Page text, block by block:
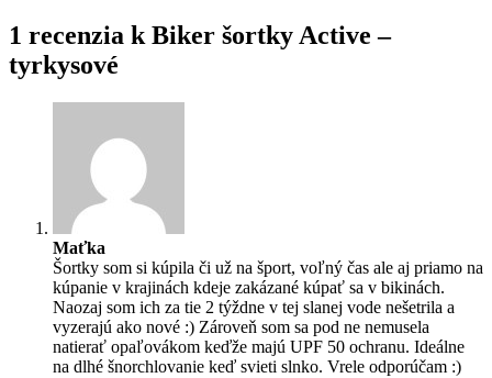
1 recenzia k Biker šortky Active –
tyrkysové
Maťka
Šortky som si kúpila či už na šport, voľný čas ale aj priamo na
kúpanie v krajinách kdeje zakázané kúpať sa v bikinách.
Naozaj som ich za tie 2 týždne v tej slanej vode nešetrila a
vyzerajú ako nové :) Zároveň som sa pod ne nemusela
natierať opaľovákom keďže majú UPF 50 ochranu. Ideálne
na dlhé šnorchlovanie keď svieti slnko. Vrele odporúčam :)